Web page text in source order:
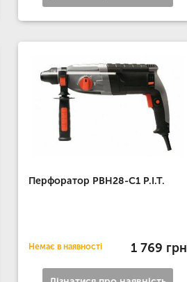
Перфоратор РВН28-С1 P.I.T.
Немає в наявності 1 769 грн